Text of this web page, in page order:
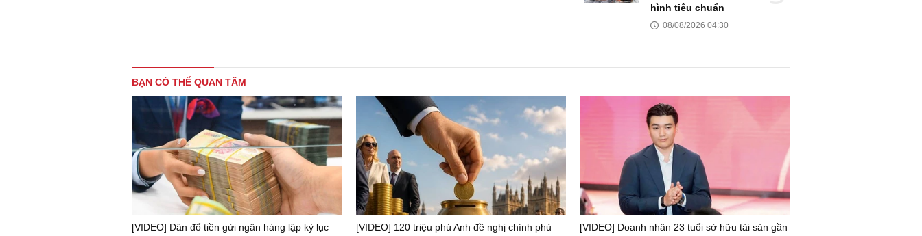
hình tiêu chuẩn
08/08/2026 04:30
BẠN CÓ THỂ QUAN TÂM
[VIDEO] Dân đổ tiền gửi ngân hàng lập kỷ lục
[VIDEO] 120 triệu phú Anh đề nghị chính phủ
[VIDEO] Doanh nhân 23 tuổi sở hữu tài sản gần